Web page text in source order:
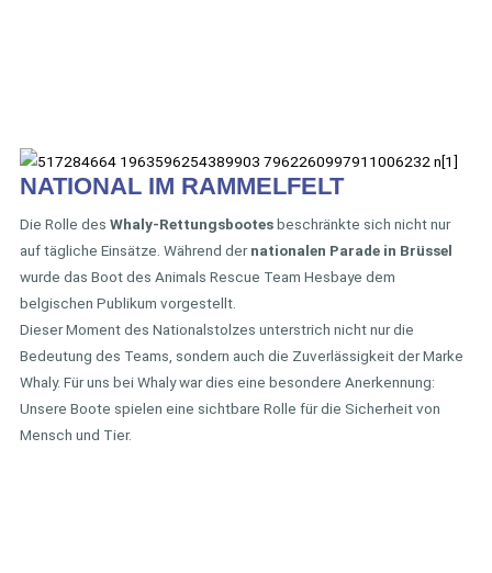
NATIONAL IM RAMMELFELT
Die Rolle des Whaly-Rettungsbootesbeschränkte sich nicht nur
auf tägliche Einsätze. Während dernationalen Parade in Brüssel
wurde das Boot des Animals Rescue Team Hesbaye dem
belgischen Publikum vorgestellt.
Dieser Moment des Nationalstolzes unterstrich nicht nur die
Bedeutung des Teams, sondern auch die Zuverlässigkeit der Marke
Whaly. Für uns bei Whaly war dies eine besondere Anerkennung:
Unsere Boote spielen eine sichtbare Rolle für die Sicherheit von
Mensch und Tier.